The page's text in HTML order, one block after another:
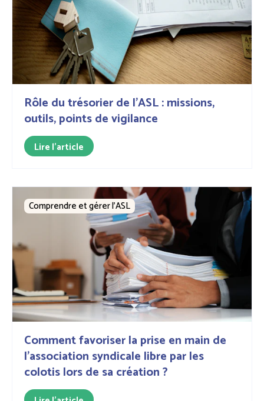
Rôle du trésorier de l'ASL : missions,
outils, points de vigilance
Lire l'article
Comment favoriser la prise en main de
l'association syndicale libre par les
colotis lors de sa création ?
Comprendre et gérer l’ASL